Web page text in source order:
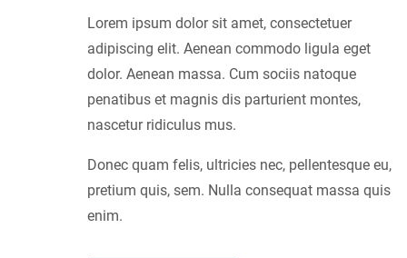
Lorem ipsum dolor sit amet, consectetuer
adipiscing elit. Aenean commodo ligula eget
dolor. Aenean massa. Cum sociis natoque
penatibus et magnis dis parturient montes,
nascetur ridiculus mus.
Donec quam felis, ultricies nec, pellentesque eu,
pretium quis, sem. Nulla consequat massa quis
enim.